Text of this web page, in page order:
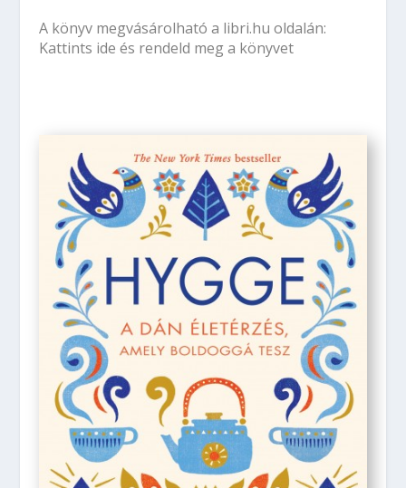
A könyv megvásárolható a libri.hu oldalán:
Kattints ide és rendeld meg a könyvet